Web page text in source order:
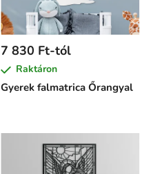
Gyerek falmatrica Őrangyal
7 830 Ft-tól
Raktáron